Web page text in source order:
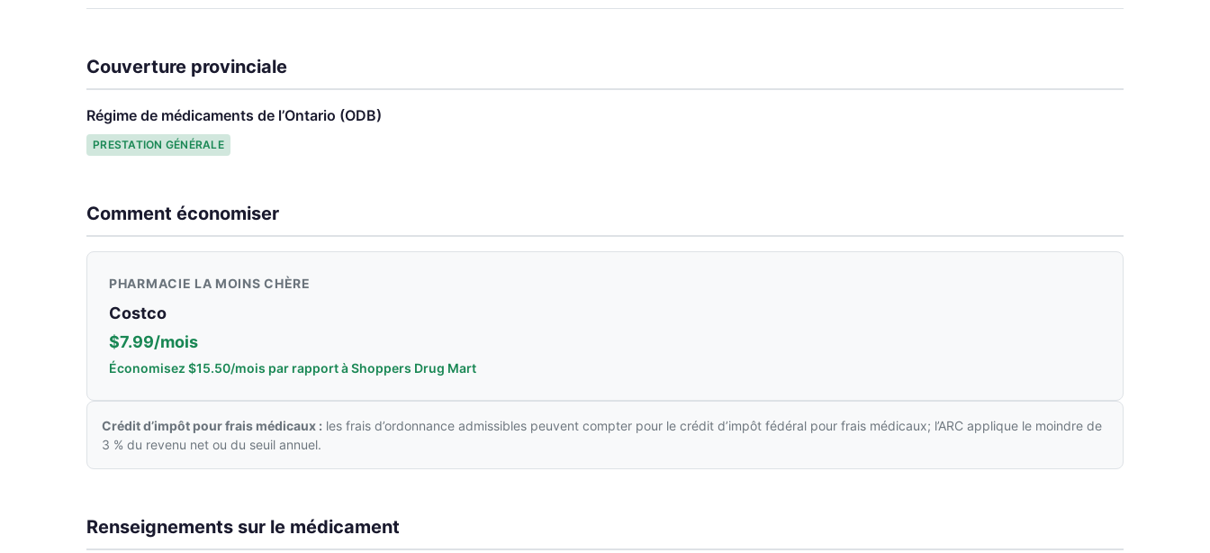
Couverture provinciale
Régime de médicaments de l’Ontario (ODB)
PRESTATION GÉNÉRALE
Comment économiser
PHARMACIE LA MOINS CHÈRE
Costco
$7.99/mois
Économisez $15.50/mois par rapport à Shoppers Drug Mart
Crédit d’impôt pour frais médicaux : les frais d’ordonnance admissibles peuvent compter pour le crédit d’impôt fédéral pour frais médicaux; l’ARC applique le moindre de
3 % du revenu net ou du seuil annuel.
Renseignements sur le médicament